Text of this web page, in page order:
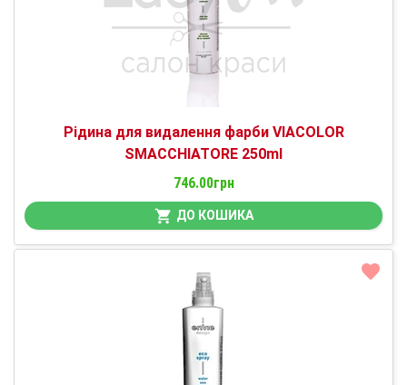
Рідина для видалення фарби VIACOLOR
SMACCHIATORE 250ml
746.00грн
ДО КОШИКА